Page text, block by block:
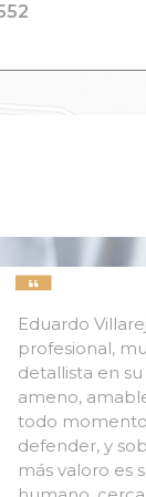
Eduardo
profesional,
detallista en
ameno,
todo
defender, y
más valoro es